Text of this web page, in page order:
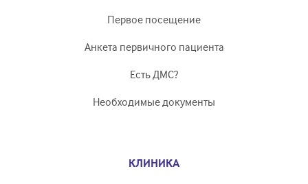
Первое посещение
Анкета первичного пациента
Есть ДМС?
Необходимые документы
КЛИНИКА